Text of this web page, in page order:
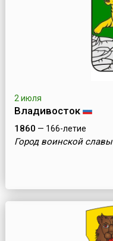
2 июля
Владивосток
1860 — 166-летие
Город воинской славы